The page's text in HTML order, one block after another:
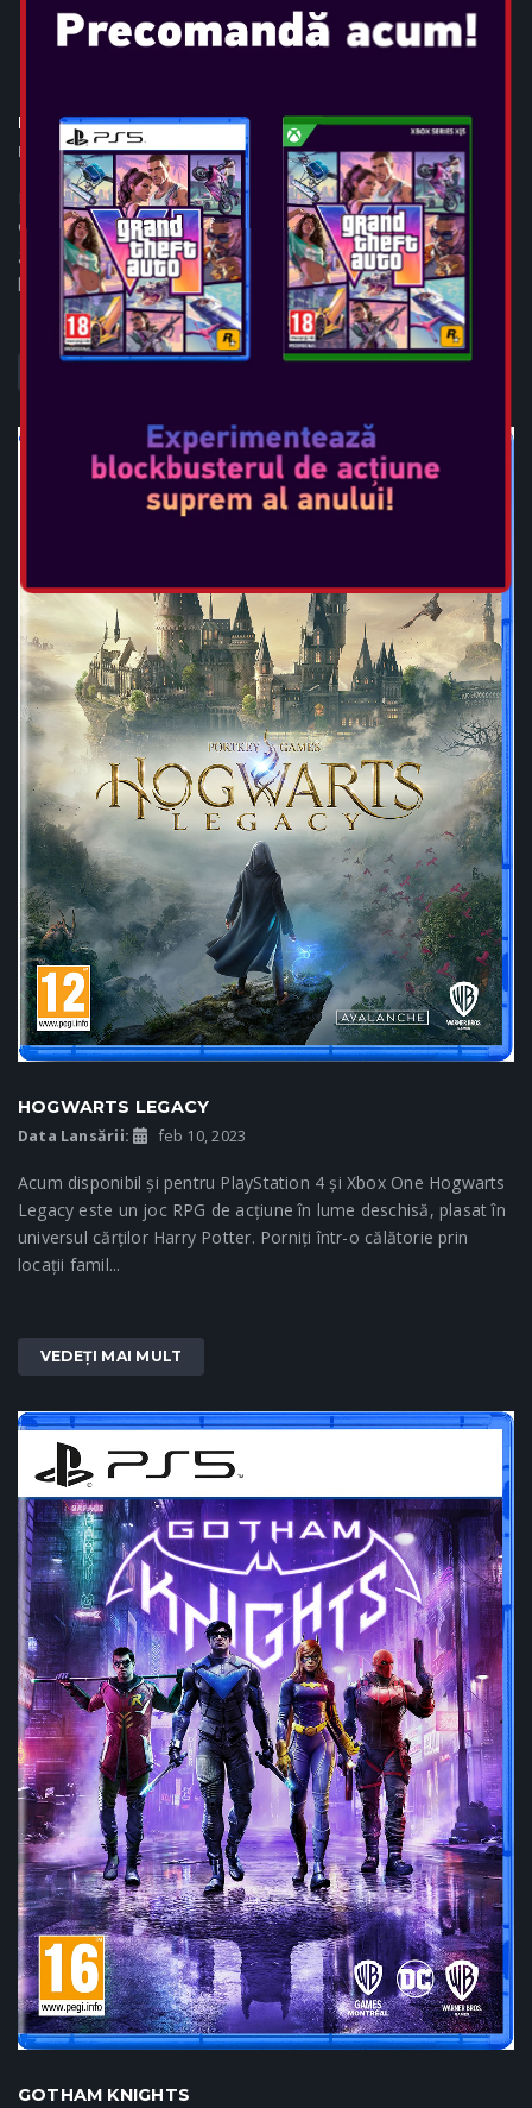
MORTAL KOMBAT 1
Data Lansării: sep 19, 2023
Descoperiți Mortal Kombat 1, noul joc din seria de jocuri
clasice. Bucură-te de lupte și personajele tale preferate! Cu un
gameplay îmbunătățit, Mortal Kombat 1 este jocul ideal
pentru cei care caut...
HOGWARTS LEGACY
Data Lansării: feb 10, 2023
Acum disponibil și pentru PlayStation 4 și Xbox One Hogwarts
Legacy este un joc RPG de acțiune în lume deschisă, plasat în
universul cărților Harry Potter. Porniți într-o călătorie prin
locații famil...
VEDEȚI MAI MULT
GOTHAM KNIGHTS